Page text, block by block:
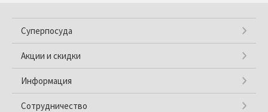
Суперпосуда
Акции и скидки
Информация
Сотрудничество